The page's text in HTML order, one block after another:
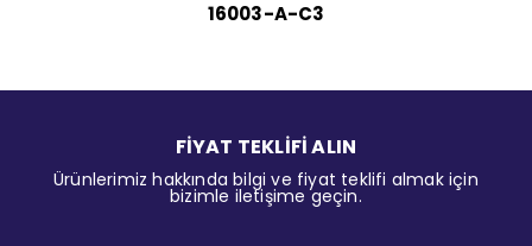
16003-A-C3
FİYAT TEKLİFİ ALIN
Ürünlerimiz hakkında bilgi ve fiyat teklifi almak için
bizimle iletişime geçin.